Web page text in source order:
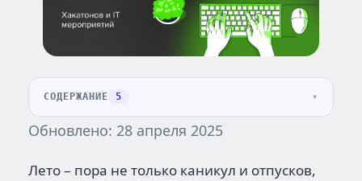
СОДЕРЖАНИЕ 5
Обновлено: 28 апреля 2025
Лето – пора не только каникул и отпусков,